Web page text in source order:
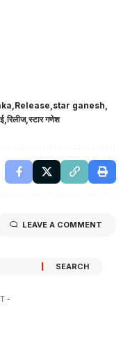
Release star ganesh
रिलीज स्टार गणेश
LEAVE A COMMENT
-